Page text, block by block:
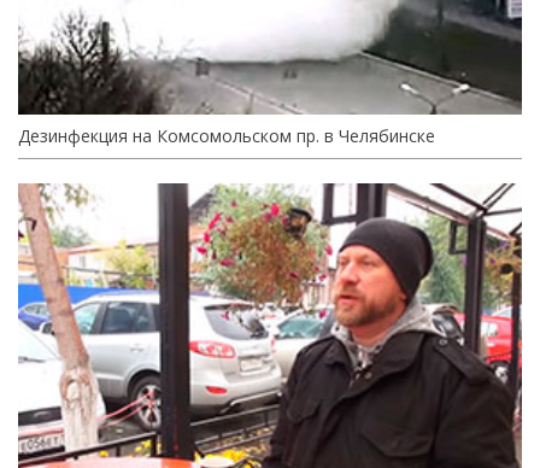
Дезинфекция на Комсомольском пр. в Челябинске